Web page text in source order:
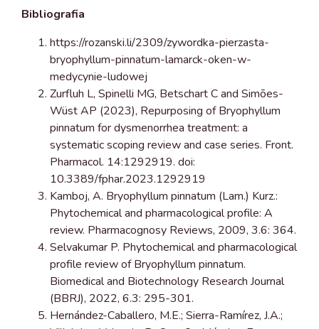
Bibliografia
https://rozanski.li/2309/zywordka-pierzasta-
bryophyllum-pinnatum-lamarck-oken-w-
medycynie-ludowej
Zurfluh L, Spinelli MG, Betschart C and Simões-
Wüst AP (2023), Repurposing of Bryophyllum
pinnatum for dysmenorrhea treatment: a
systematic scoping review and case series. Front.
Pharmacol. 14:1292919. doi:
10.3389/fphar.2023.1292919
Kamboj, A. Bryophyllum pinnatum (Lam.) Kurz.:
Phytochemical and pharmacological profile: A
review. Pharmacognosy Reviews, 2009, 3.6: 364.
Selvakumar P. Phytochemical and pharmacological
profile review of Bryophyllum pinnatum.
Biomedical and Biotechnology Research Journal
(BBRJ), 2022, 6.3: 295-301.
Hernández-Caballero, M.E.; Sierra-Ramírez, J.A.;